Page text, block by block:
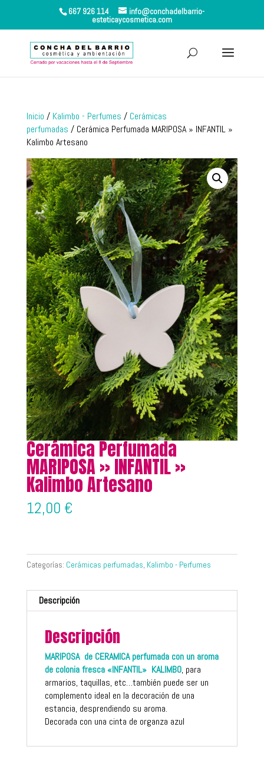
667 926 114 info@conchadelbarrio-
esteticaycosmetica.com
Inicio / Kalimbo - Perfumes / Cerámicas
perfumadas / Cerámica Perfumada MARIPOSA » INFANTIL »
Kalimbo Artesano
Cerámica Perfumada
MARIPOSA » INFANTIL »
Kalimbo Artesano
12,00 €
Categorías: Cerámicas perfumadas, Kalimbo - Perfumes
Descripción
Descripción
MARIPOSA de CERAMICA perfumada con un aroma
de colonia fresca «INFANTIL» KALIMBO, para
armarios, taquillas, etc…también puede ser un
complemento ideal en la decoración de una
estancia, desprendiendo su aroma.
Decorada con una cinta de organza azul